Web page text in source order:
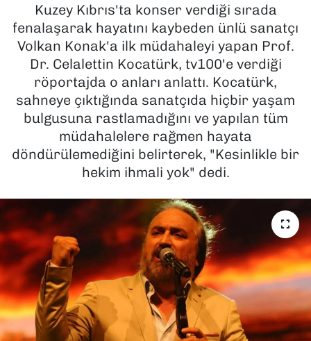
Kuzey Kıbrıs'ta konser verdiği sırada
fenalaşarak hayatını kaybeden ünlü sanatçı
Volkan Konak'a ilk müdahaleyi yapan Prof.
Dr. Celalettin Kocatürk, tv100'e verdiği
röportajda o anları anlattı. Kocatürk,
sahneye çıktığında sanatçıda hiçbir yaşam
bulgusuna rastlamadığını ve yapılan tüm
müdahalelere rağmen hayata
döndürülemediğini belirterek, "Kesinlikle bir
hekim ihmali yok" dedi.
MAGAZİN
POLİTİKA
SAĞLIK
SPOR
TEKNOLOJİ
YEREL YÖNETİMLER
Haber Arşivi